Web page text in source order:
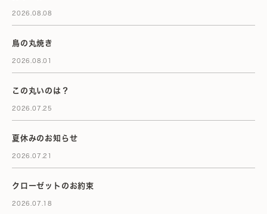
2026.08.08
鳥の丸焼き
2026.08.01
この丸いのは？
2026.07.25
夏休みのお知らせ
2026.07.21
クローゼットのお約束
2026.07.18